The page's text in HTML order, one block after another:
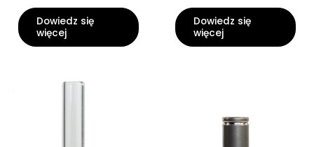
Dowiedz się
więcej
Dowiedz się
więcej